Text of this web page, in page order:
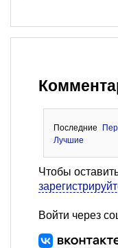
Последние
Лучшие
Чтобы
Войти через